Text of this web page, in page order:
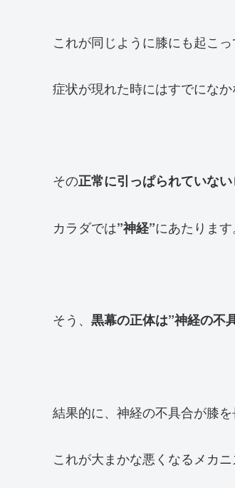
これが同じように膝にも起こっ
症状が現れた時にはすでにな
その正常に引っぱられていな
カラダでは”神経”にあたります。
そう、 黒幕の正体は”神経の不
結果的に、神経の不具合が膝
これが大まかな悪くなるメカニ